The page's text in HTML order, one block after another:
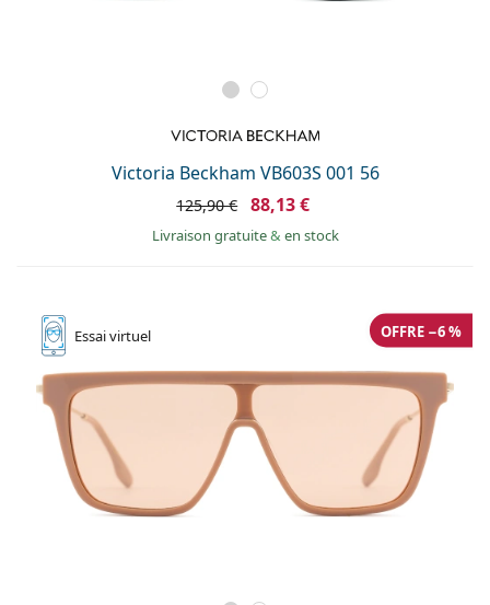
Victoria Beckham VB603S 001 56
125,90 € 88,13 €
Livraison gratuite& en stock
Essaivirtuel OFFRE −6 %